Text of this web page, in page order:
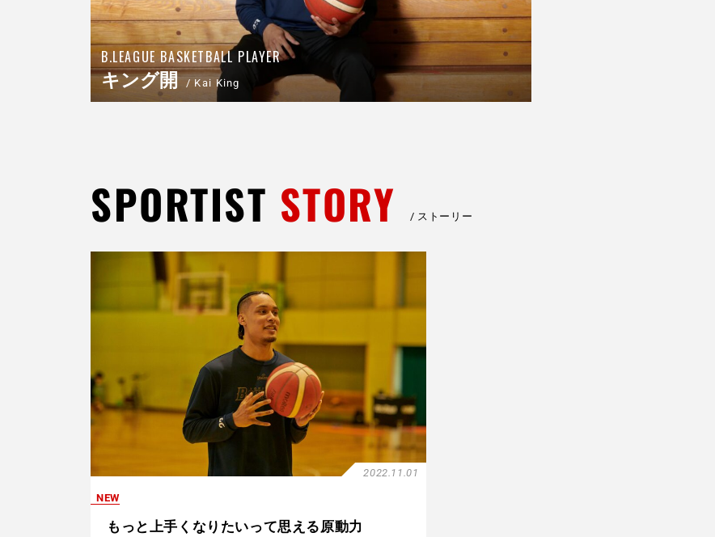
B.LEAGUE BASKETBALL PLAYER
キング開 Kai King
SPORTIST STORY ストーリー
2022.11.01
もっと上手くなりたいって思える原動力